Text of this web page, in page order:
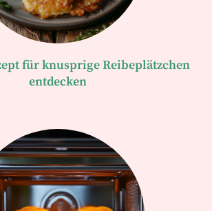
für knusprige Reibeplätzchen
entdecken